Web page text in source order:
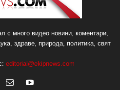
с много видео новини, коментари,
здраве, природа, политика, свят
editorial@ekipnews.com